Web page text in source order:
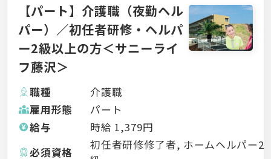
【パート】介護職（夜勤ヘル
パー）／初任者研修・ヘルパ
ー2級以上の方＜サニーライ
フ藤沢＞
職種
介護職
雇用形態
パート
給与
時給 1,379円
必須資格
初任者研修修了者, ホームヘルパー2